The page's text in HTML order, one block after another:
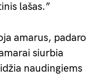
lašas.”
amarus, padaro
siurbia
naudingiems